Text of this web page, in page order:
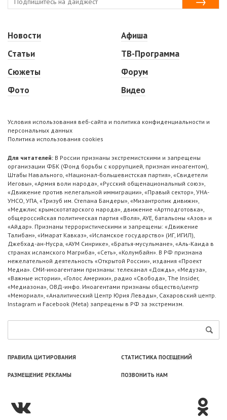
Новости
Статьи
Сюжеты
Фото
Афиша
ТВ-Программа
Форум
Видео
Условия использования веб-сайта и политика конфиденциальности и
персональных данных
Политика использования cookies
Для читателей: В России признаны экстремистскими и запрещены
организации ФБК (Фонд борьбы с коррупцией, признан иноагентом),
Штабы Навального, «Национал-большевистская партия», «Свидетели
Иеговы», «Армия воли народа», «Русский общенациональный союз»,
«Движение против нелегальной иммиграции», «Правый сектор», УНА-
УНСО, УПА, «Тризуб им. Степана Бандеры», «Мизантропик дивижн»,
«Меджлис крымскотатарского народа», движение «Артподготовка»,
общероссийская политическая партия «Воля», АУЕ, батальоны «Азов» и
«Айдар». Признаны террористическими и запрещены: «Движение
Талибан», «Имарат Кавказ», «Исламское государство» (ИГ, ИГИЛ),
Джебхад-ан-Нусра, «АУМ Синрике», «Братья-мусульмане», «Аль-Каида в
странах исламского Магриба», «Сеть», «Колумбайн». В РФ признана
нежелательной деятельность «Открытой России», издания «Проект
Медиа». СМИ-иноагентами признаны: телеканал «Дождь», «Медуза»,
«Важные истории», «Голос Америки», радио «Свобода», The Insider,
«Медиазона», ОВД-инфо. Иноагентами признаны общество/центр
«Мемориал», «Аналитический Центр Юрия Левады», Сахаровский центр.
Instagram и Facebook (Metа) запрещены в РФ за экстремизм.
ПРАВИЛА ЦИТИРОВАНИЯ СТАТИСТИКА ПОСЕЩЕНИЙ
РАЗМЕЩЕНИЕ РЕКЛАМЫ ПОЗВОНИТЬ НАМ